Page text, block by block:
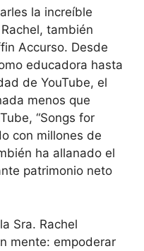
la increíble
también
Accurso. Desde
educadora hasta
de YouTube, el
menos que
“Songs for
con millones de
ha allanado el
patrimonio neto
Sra. Rachel
mente: empoderar